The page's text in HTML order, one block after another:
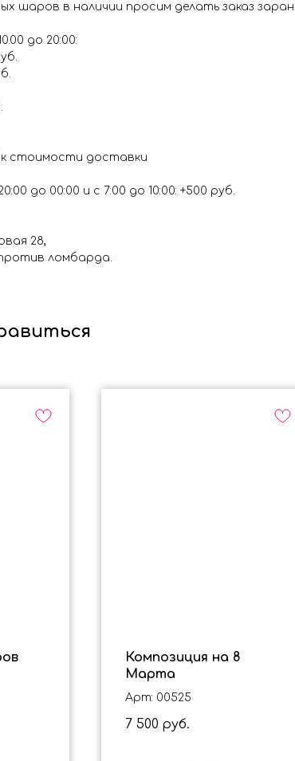
шаров в наличии просим делать заказ
до 20:00:
к стоимости доставки
до 00:00 и с 7:00 до 10:00: +500 руб.
28,
ломбарда.
Композиция на 8
Марта
Арт: 00525
7 500 руб.